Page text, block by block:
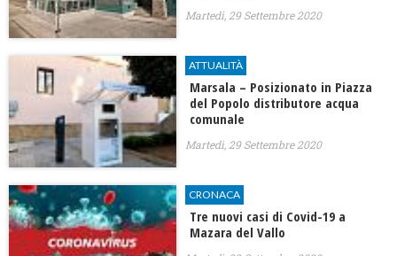
Martedì, 29 Settembre 2020
ATTUALITÀ
Marsala – Posizionato in Piazza
del Popolo distributore acqua
comunale
Martedì, 29 Settembre 2020
CRONACA
Tre nuovi casi di Covid-19 a
Mazara del Vallo